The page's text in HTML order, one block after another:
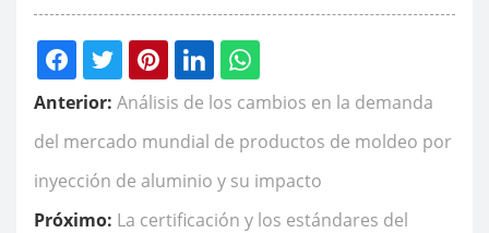
Anterior: Análisis de los cambios en la demanda
del mercado mundial de productos de moldeo por
inyección de aluminio y su impacto
Próximo: La certificación y los estándares del